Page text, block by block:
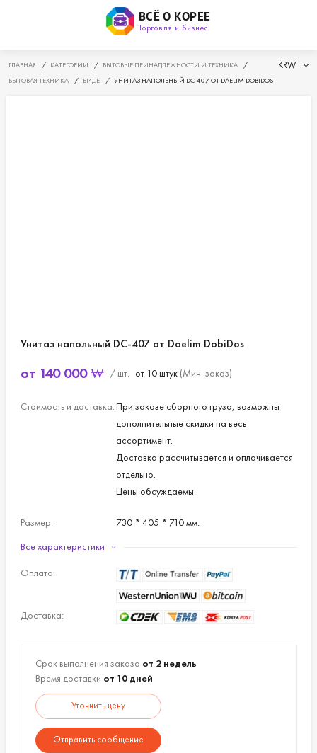
ВСЁ О КОРЕЕ
Торговля и бизнес
ГЛАВНАЯ / КАТЕГОРИИ / БЫТОВЫЕ ПРИНАДЛЕЖНОСТИ И ТЕХНИКА
/
БЫТОВАЯ ТЕХНИКА
/ БИДЕ / УНИТАЗ НАПОЛЬНЫЙ DС-407 ОТ DAELIM DOBIDOS
KRW
Унитаз напольный DС-407 от Daelim DobiDos
от 140 000 ₩ / шт. от 10 штук (Мин. заказ)
Стоимость и доставка:При заказе сборного груза, возможны
дополнительные скидки на весь
ассортимент.
Доставка рассчитывается и оплачивается
отдельно.
Цены обсуждаемы.
Размер: 730 * 405 * 710 мм.
Объем:
Все характеристики
Оплата:
Доставка:
Срок выполнения заказа от 2 недель
Время доставки от 10 дней
Уточнить цену
Отправить сообщение